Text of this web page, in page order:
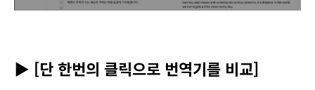
▶ [단 한번의 클릭으로 번역기를 비교]